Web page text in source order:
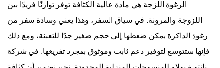
الرغوة اللزجة هي مادة عالية الكثافة توفر توازنًا فريدًا بين
اللزوجة والمرونة. في سياق السفر، وهذا يعني وسادة سفر من
رغوة الذاكرة يمكن ضغطها إلى حجم صغير جدًا للتعبئة، ومع ذلك
فإنها ستتوسع لتوفير دعم ثابت وموثوق بمجرد تفريغها. في شركة